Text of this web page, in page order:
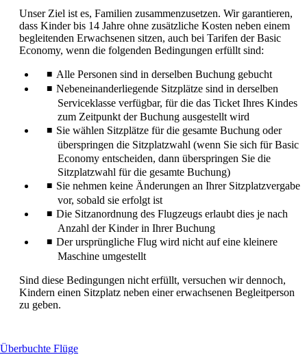
can
be
expanded
Unser Ziel ist es, Familien zusammenzusetzen. Wir garantieren,
dass Kinder bis 14 Jahre ohne zusätzliche Kosten neben einem
begleitenden Erwachsenen sitzen, auch bei Tarifen der Basic
Economy, wenn die folgenden Bedingungen erfüllt sind:
Alle Personen sind in derselben Buchung gebucht
Nebeneinanderliegende Sitzplätze sind in derselben
Serviceklasse verfügbar, für die das Ticket Ihres Kindes
zum Zeitpunkt der Buchung ausgestellt wird
Sie wählen Sitzplätze für die gesamte Buchung oder
überspringen die Sitzplatzwahl (wenn Sie sich für Basic
Economy entscheiden, dann überspringen Sie die
Sitzplatzwahl für die gesamte Buchung)
Sie nehmen keine Änderungen an Ihrer Sitzplatzvergabe
vor, sobald sie erfolgt ist
Die Sitzanordnung des Flugzeugs erlaubt dies je nach
Anzahl der Kinder in Ihrer Buchung
Der ursprüngliche Flug wird nicht auf eine kleinere
Maschine umgestellt
Sind diese Bedingungen nicht erfüllt, versuchen wir dennoch,
Kindern einen Sitzplatz neben einer erwachsenen Begleitperson
zu geben.
Überbuchte FlügeThis